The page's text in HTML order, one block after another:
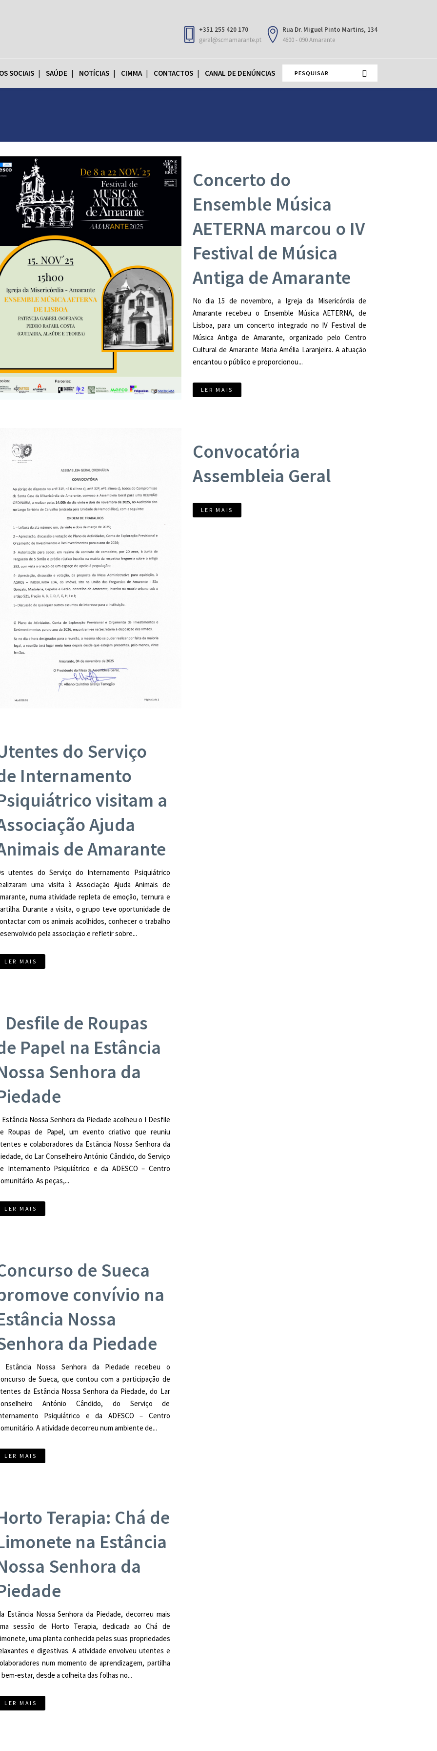
+351 255 420 170
geral@scmamarante.pt
Rua Dr. Miguel Pinto Martins, 134
4600 - 090 Amarante
SOCIAIS SAÚDE NOTÍCIAS CIMMA CONTACTOS CANAL DE DENÚNCIAS
Concerto do
Ensemble Música
AETERNA marcou o IV
Festival de Música
Antiga de Amarante
No dia 15 de novembro, a Igreja da Misericórdia de
Amarante recebeu o Ensemble Música AETERNA, de
Lisboa, para um concerto integrado no IV Festival de
Música Antiga de Amarante, organizado pelo Centro
Cultural de Amarante Maria Amélia Laranjeira. A atuação
encantou o público e proporcionou...
LER MAIS
Convocatória
Assembleia Geral
LER MAIS
do Serviço
Internamento
visitam a
Ajuda
de Amarante
utentes do Serviço do Internamento Psiquiátrico
uma visita à Associação Ajuda Animais de
numa atividade repleta de emoção, ternura e
Durante a visita, o grupo teve oportunidade de
com os animais acolhidos, conhecer o trabalho
pela associação e refletir sobre...
LER MAIS
Desfile de Roupas
Papel na Estância
Senhora da
Estância Nossa Senhora da Piedade acolheu o I Desfile
Roupas de Papel, um evento criativo que reuniu
e colaboradores da Estância Nossa Senhora da
do Lar Conselheiro António Cândido, do Serviço
Internamento Psiquiátrico e da ADESCO – Centro
As peças,...
LER MAIS
de Sueca
convívio na
Nossa
da Piedade
Estância Nossa Senhora da Piedade recebeu o
de Sueca, que contou com a participação de
da Estância Nossa Senhora da Piedade, do Lar
António Cândido, do Serviço de
Psiquiátrico e da ADESCO – Centro
A atividade decorreu num ambiente de...
LER MAIS
Terapia: Chá de
na Estância
Senhora da
Estância Nossa Senhora da Piedade, decorreu mais
sessão de Horto Terapia, dedicada ao Chá de
uma planta conhecida pelas suas propriedades
e digestivas. A atividade envolveu utentes e
num momento de aprendizagem, partilha
bem-estar, desde a colheita das folhas no...
LER MAIS